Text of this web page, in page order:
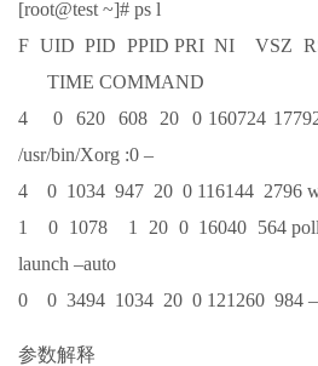
[root@test ~]# ps l
F UID PID PPID PRI NI VSZ
TIME COMMAND
4 0 620 608 20 0 160724
/usr/bin/Xorg :0 –
4 0 1034 947 20 0 116144 2796
1 0 1078 1 20 0 16040 564
launch –auto
0 0 3494 1034 20 0 121260
参数解释